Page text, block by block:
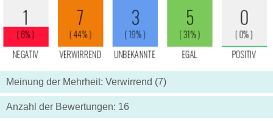
Meinung der Mehrheit: Verwirrend (7)
Anzahl der Bewertungen: 16